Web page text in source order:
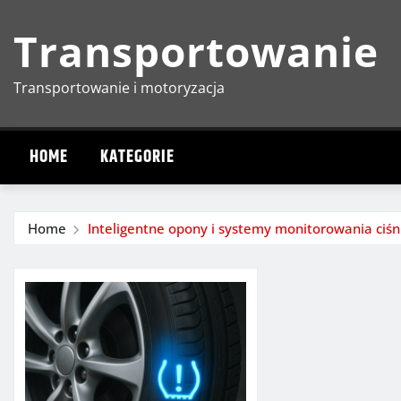
content
Transportowanie
Transportowanie i motoryzacja
HOME KATEGORIE
Home Inteligentne opony i systemy monitorowania